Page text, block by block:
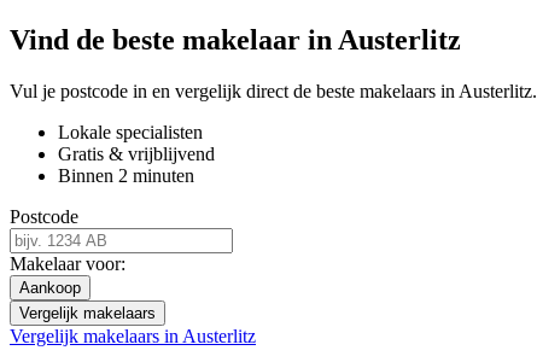
Vind de beste makelaar in Austerlitz
Vul je postcode in en vergelijk direct de beste makelaars in Austerlitz.
Lokale specialisten
Gratis & vrijblijvend
Binnen 2 minuten
Postcode
Makelaar voor:
Aankoop
Vergelijk makelaars
Vergelijk makelaars in Austerlitz